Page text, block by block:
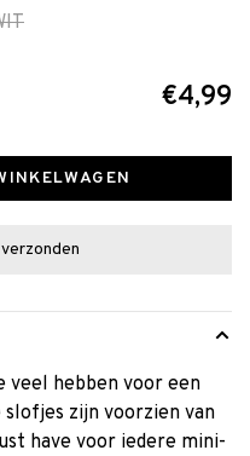
€4,99
veel hebben voor een
zijn voorzien van
have voor iedere mini-